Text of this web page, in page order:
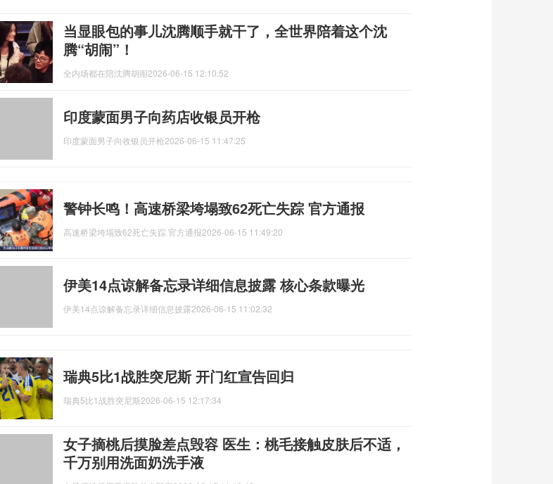
当显眼包的事儿沈腾顺手就干了，全世界陪着这个沈
腾“胡闹”！
全内场都在陪沈腾胡闹2026-06-15 12:10:52
印度蒙面男子向药店收银员开枪
印度蒙面男子向收银员开枪2026-06-15 11:47:25
警钟长鸣！高速桥梁垮塌致62死亡失踪 官方通报
高速桥梁垮塌致62死亡失踪 官方通报2026-06-15 11:49:20
伊美14点谅解备忘录详细信息披露 核心条款曝光
伊美14点谅解备忘录详细信息披露2026-06-15 11:02:32
瑞典5比1战胜突尼斯 开门红宣告回归
瑞典5比1战胜突尼斯2026-06-15 12:17:34
女子摘桃后摸脸差点毁容 医生：桃毛接触皮肤后不适，
千万别用洗面奶洗手液